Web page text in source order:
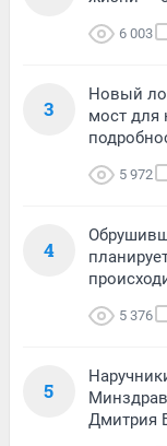
6 003
3
Новый
мост для
5 972
4
5 376
5
Дмитрия